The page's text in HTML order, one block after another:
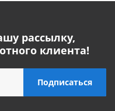
рассылку,
клиента!